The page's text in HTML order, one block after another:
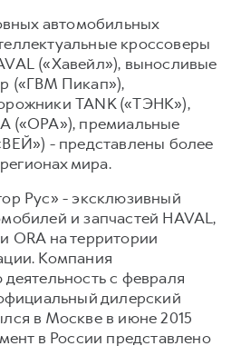
автомобильных
кроссоверы
(«Хавейл»), выносливые
(«ГВМ Пикап»),
TANK («ТЭНК»),
(«ОРА»), премиальные
- представлены более
мира.
Рус» - эксклюзивный
и запчастей HAVAL,
ORA на территории
Компания
с февраля
дилерский
в Москве в июне 2015
в России представлено